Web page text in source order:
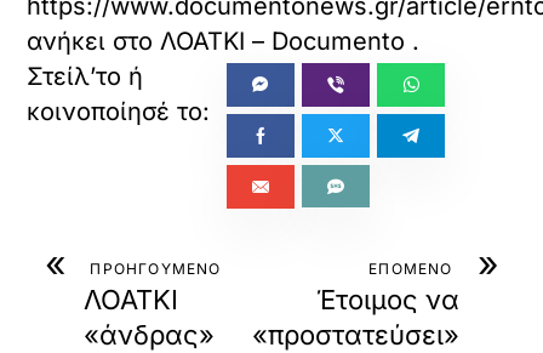
https://www.documentonews.gr/article/
ανήκει στοΛΟΑΤΚΙ – Documento .
« ΠΡΟΗΓΟΥΜΕΝΟ
ΛΟΑΤΚΙ
«άνδρας»
»
ΕΠΟΜΕΝΟ
Έτοιμος να
«προστατεύσει»